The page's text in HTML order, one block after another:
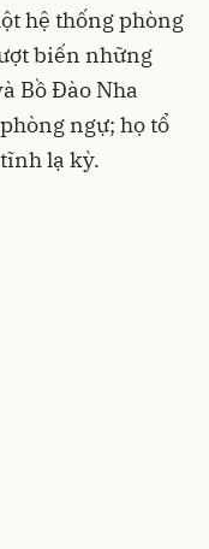
hệ thống phòng
biến những
Bồ Đào Nha
ngự; họ tổ
lạ kỳ.